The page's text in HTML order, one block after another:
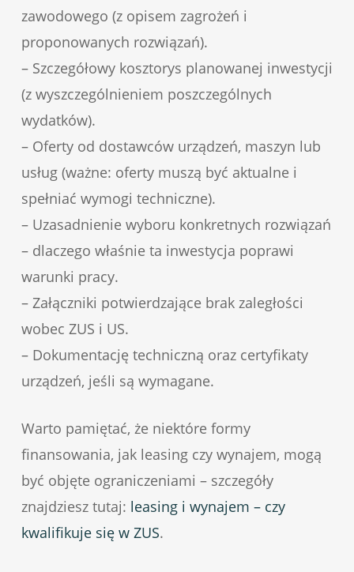
zawodowego (z opisem zagrożeń i
proponowanych rozwiązań).
– Szczegółowy kosztorys planowanej inwestycji
(z wyszczególnieniem poszczególnych
wydatków).
– Oferty od dostawców urządzeń, maszyn lub
usług (ważne: oferty muszą być aktualne i
spełniać wymogi techniczne).
– Uzasadnienie wyboru konkretnych rozwiązań
– dlaczego właśnie ta inwestycja poprawi
warunki pracy.
– Załączniki potwierdzające brak zaległości
wobec ZUS i US.
– Dokumentację techniczną oraz certyfikaty
urządzeń, jeśli są wymagane.
Warto pamiętać, że niektóre formy
finansowania, jak leasing czy wynajem, mogą
być objęte ograniczeniami – szczegóły
znajdziesz tutaj: leasing i wynajem – czy
kwalifikuje się w ZUS.